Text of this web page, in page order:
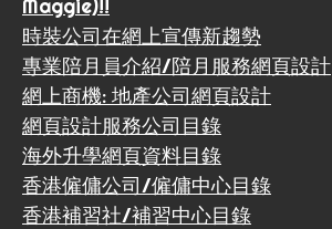
Maggie)!!
時裝公司在網上宣傳新趨勢
專業陪月員介紹/陪月服務網頁設計
網上商機: 地產公司網頁設計
網頁設計服務公司目錄
海外升學網頁資料目錄
香港僱傭公司/僱傭中心目錄
香港補習社/補習中心目錄